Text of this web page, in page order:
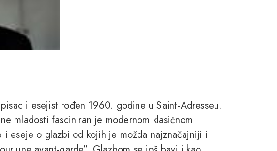
i esejist rođen 1960. godine u Saint-Adresseu.
mladosti fasciniran je modernom klasičnom
i eseje o glazbi od kojih je možda najznačajniji i